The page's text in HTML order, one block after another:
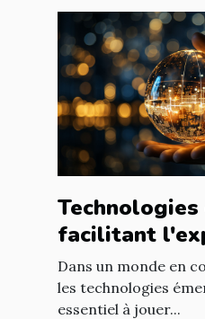
facilitant
entreprises
Dans un monde en
les technologies
essentiel à jouer...